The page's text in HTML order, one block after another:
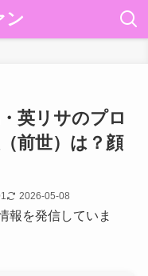
ン
英リサのプロ
前世）は？顔
2026-05-08
報を発信していま